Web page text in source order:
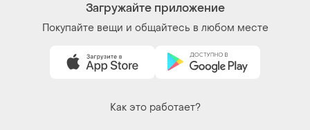
Загружайте приложение
Покупайте вещи и общайтесь в любом месте
Как это работает?